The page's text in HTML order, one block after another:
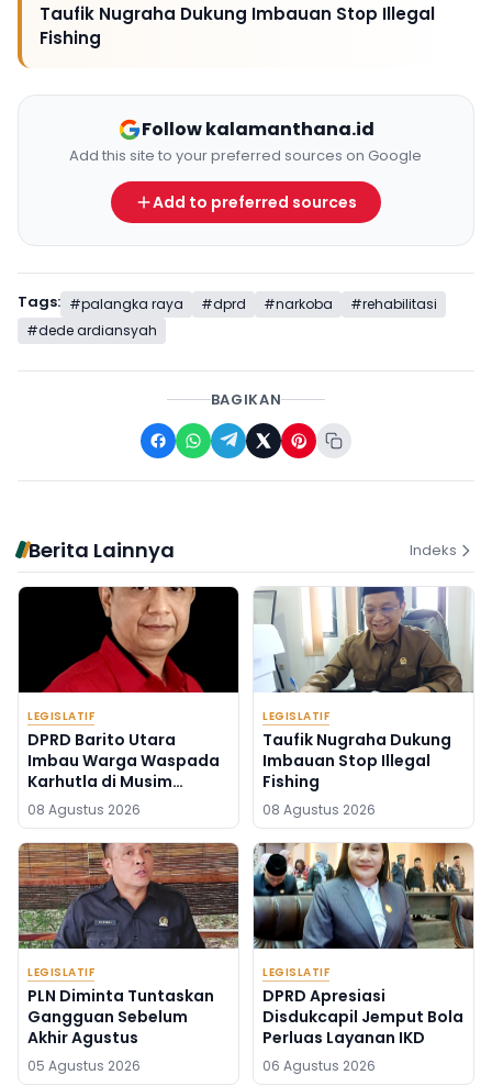
Taufik Nugraha Dukung Imbauan Stop Illegal
Fishing
Follow kalamanthana.id
Add this site to your preferred sources on Google
Add to preferred sources
Tags: #palangka raya #dprd #narkoba
#rehabilitasi
#dede ardiansyah
BAGIKAN
Berita Lainnya Indeks
LEGISLATIF
DPRD Barito Utara
Imbau Warga Waspada
Karhutla di Musim
Kemarau
08 Agustus 2026
LEGISLATIF
Taufik Nugraha Dukung
Imbauan Stop Illegal
Fishing
08 Agustus 2026
LEGISLATIF
PLN Diminta Tuntaskan
Gangguan Sebelum
Akhir Agustus
05 Agustus 2026
LEGISLATIF
DPRD Apresiasi
Disdukcapil Jemput Bola
Perluas Layanan IKD
06 Agustus 2026